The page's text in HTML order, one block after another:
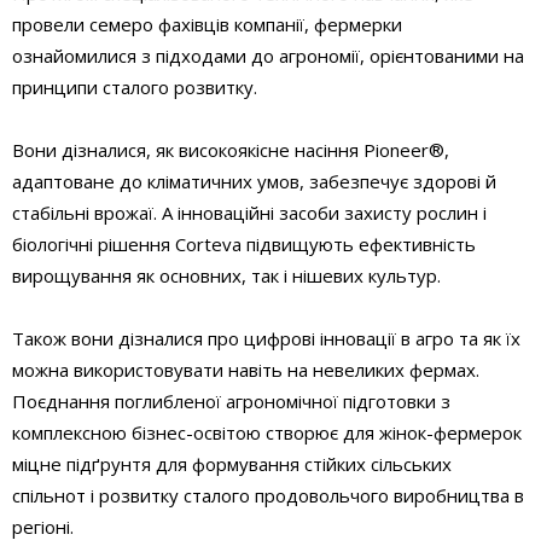
провели семеро фахівців компанії, фермерки
ознайомилися з підходами до агрономії, орієнтованими на
принципи сталого розвитку.
Вони дізналися, як високоякісне насіння Pioneer®,
адаптоване до кліматичних умов, забезпечує здорові й
стабільні врожаї. А інноваційні засоби захисту рослин і
біологічні рішення Corteva підвищують ефективність
вирощування як основних, так і нішевих культур.
Також вони дізналися про цифрові інновації в агро та як їх
можна використовувати навіть на невеликих фермах.
Поєднання поглибленої агрономічної підготовки з
комплексною бізнес-освітою створює для жінок-фермерок
міцне підґрунтя для формування стійких сільських
спільнот і розвитку сталого продовольчого виробництва в
регіоні.